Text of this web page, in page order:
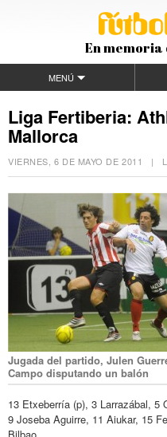
En memoria
MENÚ
Liga Fertiberia:
Mallorca
VIERNES, 6 DE MAYO DE 2011 |
Jugada del partido, Julen
Campo disputando un balón
13 Etxeberría (p), 3 Larrazábal, 5
9 Joseba Aguirre, 11 Aiukar, 15